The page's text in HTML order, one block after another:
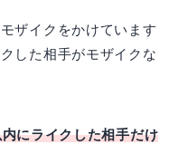
ザイクをかけています
した相手がモザイクな
にライクした相手だけ